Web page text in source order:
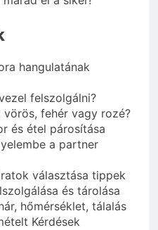
hangulatának
felszolgálni?
fehér vagy rozé?
és étel párosítása
a partner
választása tippek
és tárolása
hőmérséklet, tálalás
Kérdések